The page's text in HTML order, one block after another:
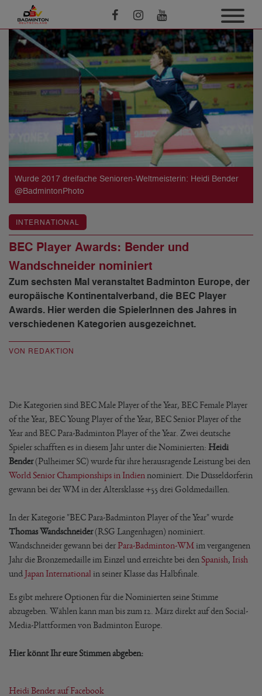
Wurde 2017 dreifache Senioren-Weltmeisterin: Heidi Bender
@BadmintonPhoto
INTERNATIONAL
BEC Player Awards: Bender und
Wandschneider nominiert
Zum sechsten Mal veranstaltet Badminton Europe, der
europäische Kontinentalverband, die BEC Player
Awards. Hier werden die SpielerInnen des Jahres in
verschiedenen Kategorien ausgezeichnet.
VON REDAKTION
Die Kategorien sind BEC Male Player of the Year, BEC Female Player
of the Year, BEC Young Player of the Year, BEC Senior Player of the
Year and BEC Para-Badminton Player of the Year. Zwei deutsche
Spieler schafften es in diesem Jahr unter die Nominierten: Heidi
Bender(Pulheimer SC) wurde für ihre herausragende Leistung bei den
World Senior Championships in Indien nominiert. Die Düsseldorferin
gewann bei der WM in der Altersklasse +55 drei Goldmedaillen.
In der Kategorie "BEC Para-Badminton Player of the Year" wurde
Thomas Wandschneider(RSG Langenhagen) nominiert.
Wandschneider gewann bei derPara-Badminton-WM im vergangenen
Jahr die Bronzemedaille im Einzel und erreichte bei den Spanish, Irish
und Japan International in seiner Klasse das Halbfinale.
Es gibt mehrere Optionen für die Nominierten seine Stimme
abzugeben. Wählen kann man bis zum 12. März direkt auf den Social-
Media-Plattformen von Badminton Europe.
Hier könnt Ihr eure Stimmen abgeben:
Heidi Bender auf Facebook